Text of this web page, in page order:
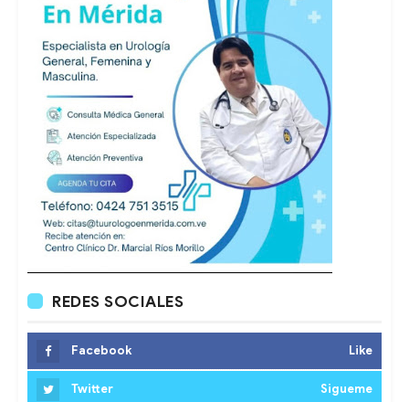
REDES SOCIALES
Facebook Like
Twitter Sigueme